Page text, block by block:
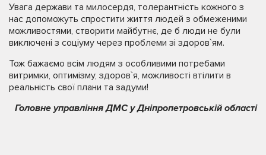
Увага держави та милосердя, толерантність кожного з
нас допоможуть спростити життя людей з обмеженими
можливостями, створити майбутнє, де б люди не були
виключені з соціуму через проблеми зі здоров`ям.
Тож бажаємо всім людям з особливими потребами
витримки, оптимізму, здоров`я, можливості втілити в
реальність свої плани та задуми!
Головне управління ДМС у Дніпропетровській області